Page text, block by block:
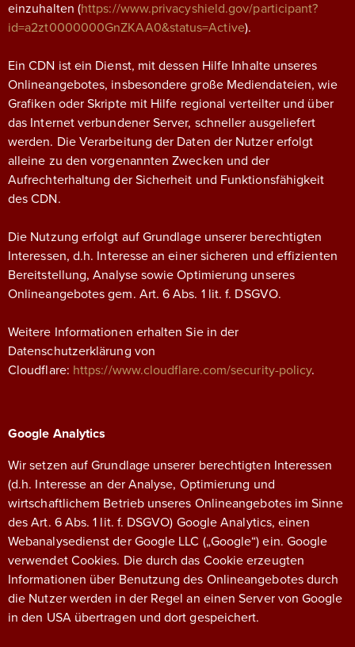
einzuhalten (https://www.privacyshield.gov/participant?
id=a2zt0000000GnZKAA0&status=Active).
Ein CDN ist ein Dienst, mit dessen Hilfe Inhalte unseres
Onlineangebotes, insbesondere große Mediendateien, wie
Grafiken oder Skripte mit Hilfe regional verteilter und über
das Internet verbundener Server, schneller ausgeliefert
werden. Die Verarbeitung der Daten der Nutzer erfolgt
alleine zu den vorgenannten Zwecken und der
Aufrechterhaltung der Sicherheit und Funktionsfähigkeit
des CDN.
Die Nutzung erfolgt auf Grundlage unserer berechtigten
Interessen, d.h. Interesse an einer sicheren und effizienten
Bereitstellung, Analyse sowie Optimierung unseres
Onlineangebotes gem. Art. 6 Abs. 1 lit. f. DSGVO.
Weitere Informationen erhalten Sie in der
Datenschutzerklärung von
Cloudflare:https://www.cloudflare.com/security-policy
Google Analytics
Wir setzen auf Grundlage unserer berechtigten Interessen
(d.h. Interesse an der Analyse, Optimierung und
wirtschaftlichem Betrieb unseres Onlineangebotes im Sinne
des Art. 6 Abs. 1 lit. f. DSGVO) Google Analytics, einen
Webanalysedienst der Google LLC („Google“) ein. Google
verwendet Cookies. Die durch das Cookie erzeugten
Informationen über Benutzung des Onlineangebotes durch
die Nutzer werden in der Regel an einen Server von Google
in den USA übertragen und dort gespeichert.